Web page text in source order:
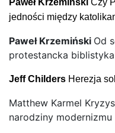
Paweł Krzemiński Czy
jedności między
Paweł Krzemiński Od
protestancka biblistyka
Jeff Childers Herezja
Matthew Karmel
narodziny modernizmu